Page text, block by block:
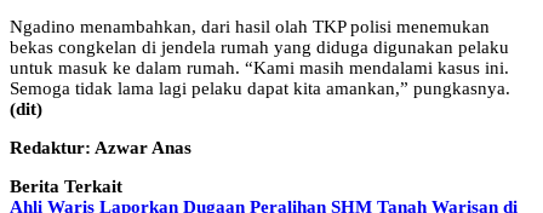
Ngadino menambahkan, dari hasil olah TKP polisi menemukan
bekas congkelan di jendela rumah yang diduga digunakan pelaku
untuk masuk ke dalam rumah. “Kami masih mendalami kasus ini.
Semoga tidak lama lagi pelaku dapat kita amankan,” pungkasnya.
(dit)
Redaktur: Azwar Anas
Berita Terkait
Ahli Waris Laporkan Dugaan Peralihan SHM Tanah Warisan di